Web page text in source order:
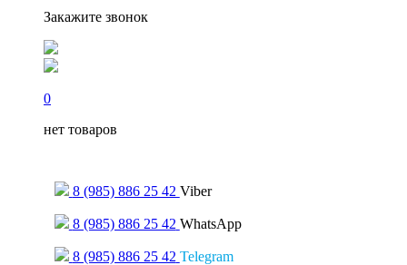
Закажите звонок
0
нет товаров
8 (985) 886 25 42 Viber
8 (985) 886 25 42 WhatsApp
8 (985) 886 25 42 Telegram